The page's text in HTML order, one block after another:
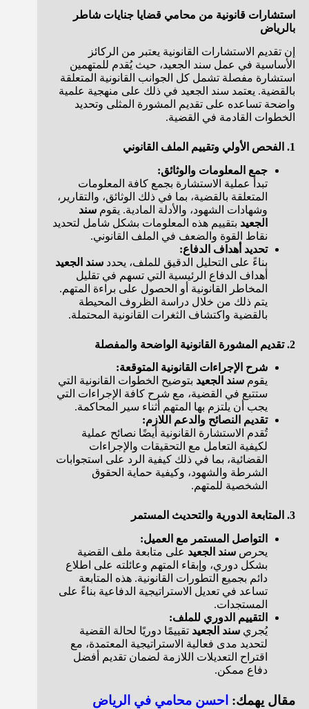
استشارات قانونية من محامي قضايا جنايات شاطر
بالرياض
إن تقديم الاستشارات القانونية يعتبر من الركائز
الأساسية في عمل سند الجعيد، حيث يُقدم للمتهمين
استشارة مفصلة تشمل كل الجوانب القانونية المتعلقة
بالقضية. يعتمد سند الجعيد في ذلك على منهجية علمية
واضحة تساعده على تقديم المشورة المثلى وتحديد
الخطوات القادمة في القضية.
1. الفحص الأولي وتقييم الملف القانوني
جمع المعلومات والوثائق:
تبدأ عملية الاستشارة بجمع كافة المعلومات
المتعلقة بالقضية، بما في ذلك الوثائق، والتقارير،
وشهادات الشهود، والأدلة المادية. يقوم سند
الجعيد بتقييم هذه المعلومات بشكل شامل لتحديد
نقاط القوة والضعف في الملف القانوني.
تحديد أهداف الدفاع:
بناءً على التحليل الدقيق للملف، يحدد سند الجعيد
أهداف الدفاع الرئيسية التي تسهم في تقليل
المخاطر القانونية أو الحصول على براءة المتهم.
يتم ذلك من خلال دراسة الظروف المحيطة
بالقضية واكتشاف الثغرات القانونية المحتملة.
2. تقديم المشورة القانونية الواضحة والمفصلة
شرح الإجراءات القانونية المتوقعة:
يقوم سند الجعيد بتوضيح الخطوات القانونية التي
ستتبع في القضية، مع شرح كافة الإجراءات التي
يجب أن يلتزم بها المتهم أثناء سير المحاكمة.
تقديم النصائح والدعم اللازم:
تُقدم الاستشارة القانونية أيضًا نصائح عملية
لكيفية التعامل مع التحقيقات والإجراءات
القضائية، بما في ذلك كيفية الرد على استجوابات
الشرطة والشهود، وكيفية حماية الحقوق
الشخصية للمتهم.
3. المتابعة الدورية والتحديث المستمر
التواصل المستمر مع العميل:
يحرص سند الجعيد على متابعة ملف القضية
بشكل دوري، وإبقاء المتهم وعائلته على اطلاع
دائم بجميع التطورات القانونية. هذه المتابعة
تساعد في تعديل الاستراتيجية الدفاعية بناءً على
المستجدات.
التقييم الدوري للملف:
يُجري سند الجعيد تقييمًا دوريًا لحالة القضية
لتحديد مدى فعالية الاستراتيجية المعتمدة، مع
اقتراح التعديلات اللازمة لضمان تقديم أفضل
دفاع ممكن.
مقال يهمك: احسن محامي في الرياض